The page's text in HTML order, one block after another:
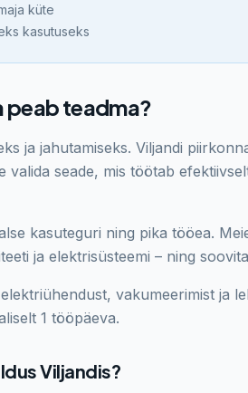
küte
kasutuseks
peab teadma?
ja jahutamiseks. Viljandi
seade, mis töötab
kasuteguri ning pika tööea.
ja elektrisüsteemi – ning
vakumeerimist ja
1 tööpäeva.
Viljandis?